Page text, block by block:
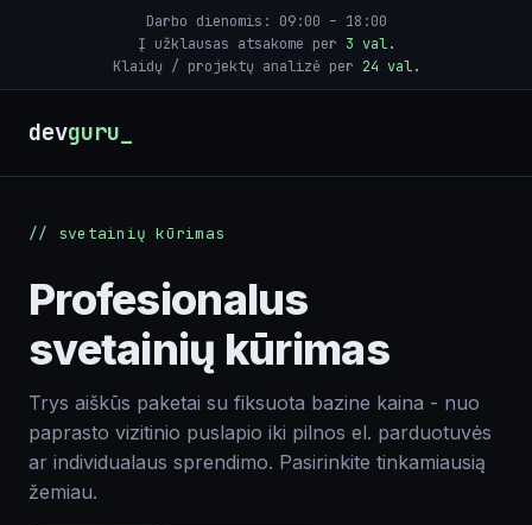
Darbo dienomis: 09:00 – 18:00
Į užklausas atsakome per 3 val.
Klaidų / projektų analizė per 24 val.
devguru
Svetainių priežiūra
Skubi pagalba
// svetainių kūrimas
Profesionalus
svetainių kūrimas
Trys aiškūs paketai su fiksuota bazine kaina - nuo
paprasto vizitinio puslapio iki pilnos el. parduotuvės
ar individualaus sprendimo. Pasirinkite tinkamiausią
žemiau.